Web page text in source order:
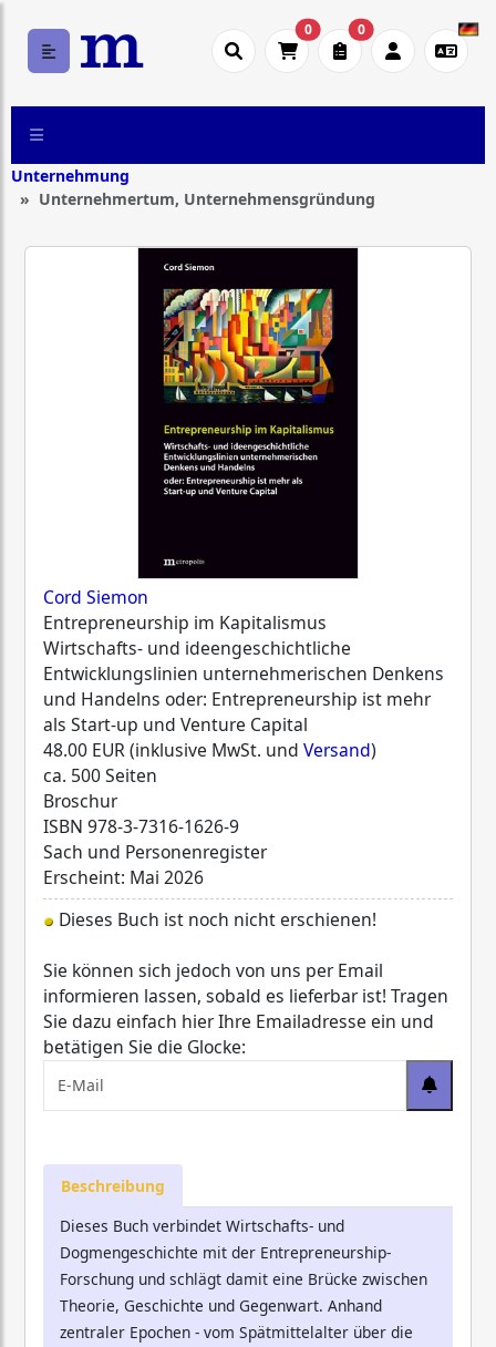
0 0
Unternehmung
Unternehmertum, Unternehmensgründung
Cord Siemon
Entrepreneurship im Kapitalismus
Wirtschafts- und ideengeschichtliche
Entwicklungslinien unternehmerischen Denkens
und Handelns oder: Entrepreneurship ist mehr
als Start-up und Venture Capital
48.00 EUR (inklusive MwSt. und Versand)
ca. 500 Seiten
Broschur
ISBN 978-3-7316-1626-9
Sach und Personenregister
Erscheint: Mai 2026
Dieses Buch ist noch nicht erschienen!
Sie können sich jedoch von uns per Email
informieren lassen, sobald es lieferbar ist! Tragen
Sie dazu einfach hier Ihre Emailadresse ein und
betätigen Sie die Glocke:
Beschreibung
Dieses Buch verbindet Wirtschafts- und
Dogmengeschichte mit der Entrepreneurship-
Forschung und schlägt damit eine Brücke zwischen
Theorie, Geschichte und Gegenwart. Anhand
zentraler Epochen - vom Spätmittelalter über die